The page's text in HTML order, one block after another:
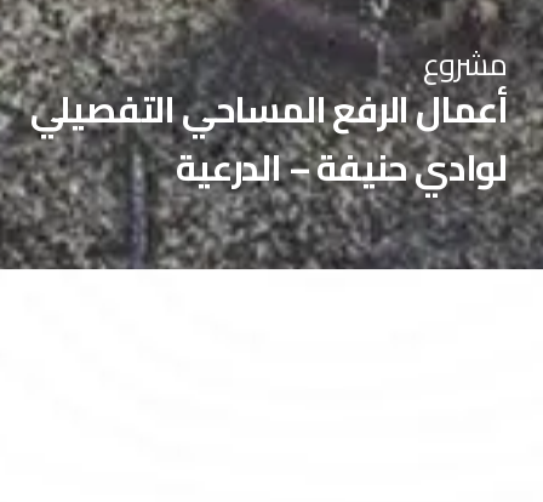
مشروع
أعمال الرفع المساحي التفصيلي
لوادي حنيفة – الدرعية